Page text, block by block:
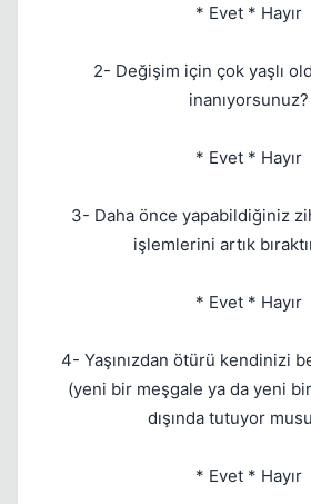
* Evet * Hayır
2- Değişim için çok yaşlı
inanıyorsunuz?
* Evet * Hayır
3- Daha önce yapabildiğiniz
işlemlerini artık
* Evet * Hayır
4- Yaşınızdan ötürü kendinizi
(yeni bir meşgale ya da yeni
dışında tutuyor
* Evet * Hayır